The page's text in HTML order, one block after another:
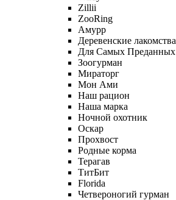
Zillii
ZooRing
Амурр
Деревенские лакомства
Для Самых Преданных
Зоогурман
Мираторг
Мон Ами
Наш рацион
Наша марка
Ночной охотник
Оскар
Прохвост
Родные корма
Терагав
ТитБит
Florida
Четвероногий гурман